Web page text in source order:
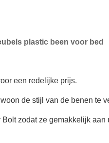
plastic been voor bed
een redelijke prijs.
de stijl van de benen te
zodat ze gemakkelijk